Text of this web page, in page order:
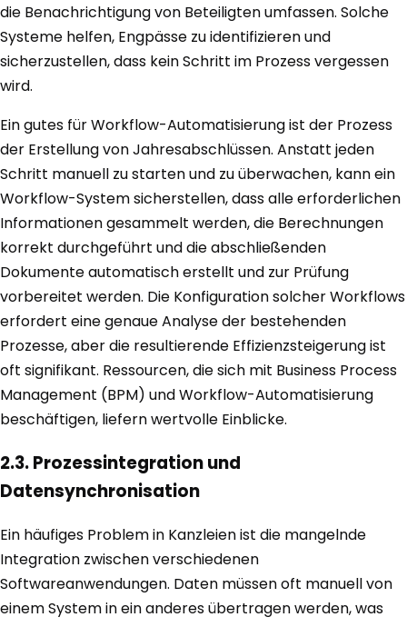
die Benachrichtigung von Beteiligten umfassen. Solche
Systeme helfen, Engpässe zu identifizieren und
sicherzustellen, dass kein Schritt im Prozess vergessen
wird.
Ein gutes für Workflow-Automatisierung ist der Prozess
der Erstellung von Jahresabschlüssen. Anstatt jeden
Schritt manuell zu starten und zu überwachen, kann ein
Workflow-System sicherstellen, dass alle erforderlichen
Informationen gesammelt werden, die Berechnungen
korrekt durchgeführt und die abschließenden
Dokumente automatisch erstellt und zur Prüfung
vorbereitet werden. Die Konfiguration solcher Workflows
erfordert eine genaue Analyse der bestehenden
Prozesse, aber die resultierende Effizienzsteigerung ist
oft signifikant. Ressourcen, die sich mit Business Process
Management (BPM) und Workflow-Automatisierung
beschäftigen, liefern wertvolle Einblicke.
2.3. Prozessintegration und
Datensynchronisation
Ein häufiges Problem in Kanzleien ist die mangelnde
Integration zwischen verschiedenen
Softwareanwendungen. Daten müssen oft manuell von
einem System in ein anderes übertragen werden, was